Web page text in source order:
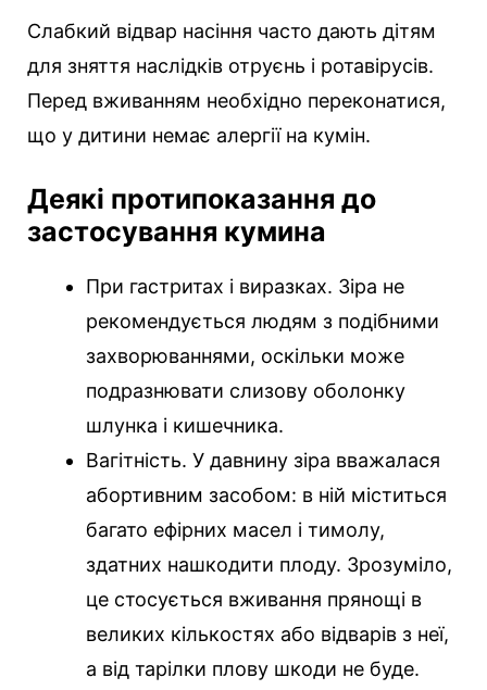
Слабкий відвар насіння часто дають дітям
для зняття наслідків отруєнь і ротавірусів.
Перед вживанням необхідно переконатися,
що у дитини немає алергії на кумін.
Деякі протипоказання до
застосування кумина
При гастритах і виразках. Зіра не
рекомендується людям з подібними
захворюваннями, оскільки може
подразнювати слизову оболонку
шлунка і кишечника.
Вагітність. У давнину зіра вважалася
абортивним засобом: в ній міститься
багато ефірних масел і тимолу,
здатних нашкодити плоду. Зрозуміло,
це стосується вживання прянощі в
великих кількостях або відварів з неї,
а від тарілки плову шкоди не буде.